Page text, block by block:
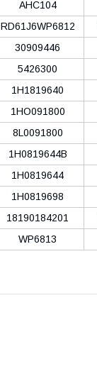
AHC104
RD61J6WP6812
30909446
5426300
1H1819640
1HO091800
8L0091800
1H0819644B
1H0819644
1H0819698
18190184201
WP6813